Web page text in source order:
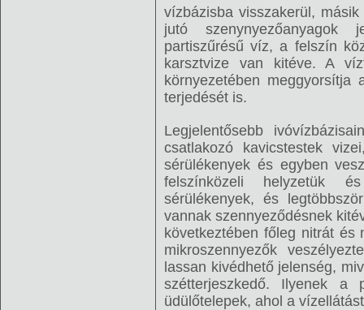
vízbázisba visszakerül,
jutó
partiszűrésű víz, a felszín
karsztvize van kitéve. A
környezetében
terjedését is.
Legjelentősebb
csatlakozó kavicstestek
sérülékenyek és egyben
felszínközeli helyzetük
sérülékenyek, és
vannak szennyeződésnek
következtében főleg nitrát és
mikroszennyezők
lassan kivédhető jelenség,
szétterjeszkedő. Ilyenek
üdülőtelepek, ahol a